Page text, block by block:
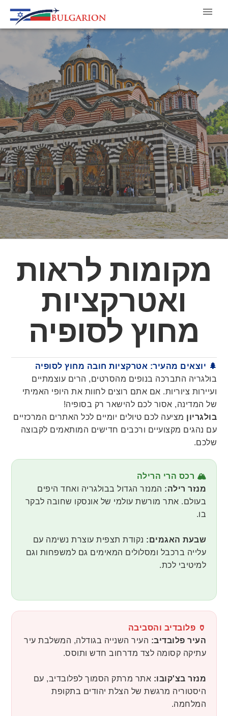
מקומות לראות
ואטרקציות
מחוץ לסופיה
🌲 יוצאים מהעיר: אטרקציות חובה מחוץ לסופיה
בולגריה התברכה בנופים מהסרטים, הרים עוצמתיים
ועיירות ציוריות. אם אתם רוצים לחוות את היופי האמיתי
של המדינה, אסור לכם להישאר רק בסופיה!
בולגריון מציעה לכם טיולים יומיים לכל האתרים המרכזיים
עם נהגים מקצועיים ורכבים חדישים המותאמים לקבוצה
שלכם.
🏔️ רכס הרי הרילה
מנזר רילה: המנזר הגדול בבולגריה ואחד היפים
בעולם. אתר מורשת עולמי של אונסקו שחובה לבקר
בו.
שבעת האגמים: נקודת תצפית עוצרת נשימה עם
עלייה ברכבל ומסלולים המאימים גם למשפחות וגם
למיטיבי לכת.
🏺 פלובדיב והסביבה
העיר פלובדיב: העיר השנייה בגודלה, המשלבת עיר
עתיקה קסומה לצד מדרחוב חדש ותוסס.
מנזר בצ'קובו: אתר מרתק הסמוך לפלובדיב, עם
היסטוריה מרגשת של הצלת יהודים בתקופת
המלחמה.